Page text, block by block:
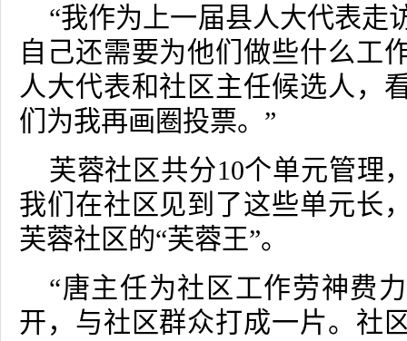
“我作为上一届县人大代表走
自己还需要为他们做些什么工
人大代表和社区主任候选人，
们为我再画圈投票。”
芙蓉社区共分10个单元管理
我们在社区见到了这些单元长
芙蓉社区的“芙蓉王”。
“唐主任为社区工作劳神费
开，与社区群众打成一片。社